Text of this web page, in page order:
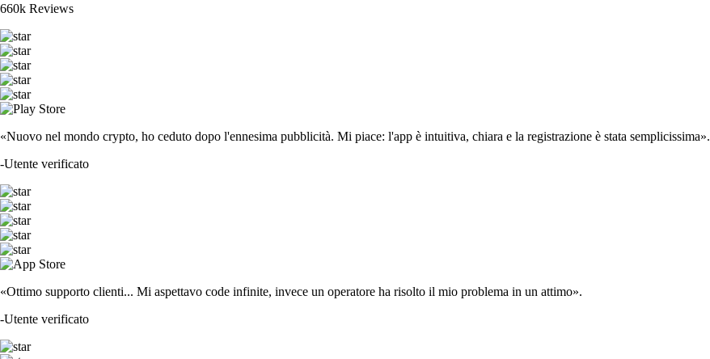
660k Reviews
«Nuovo nel mondo crypto, ho ceduto dopo l'ennesima pubblicità. Mi piace: l'app è intuitiva, chiara e la registrazione è stata semplicissima».
-Utente verificato
«Ottimo supporto clienti... Mi aspettavo code infinite, invece un operatore ha risolto il mio problema in un attimo».
-Utente verificato